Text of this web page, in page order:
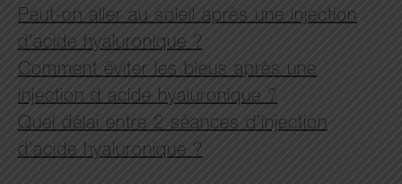
Peut-on aller au soleil après une injection
d’acide hyaluronique ?
Comment éviter les bleus après une
injection d acide hyaluronique ?
Quel délai entre 2 séances d’injection
d’acide hyaluronique ?